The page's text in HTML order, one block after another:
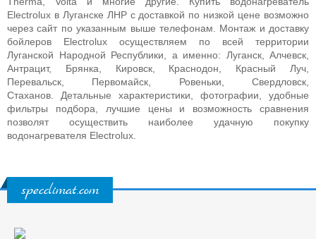
Electrolux в Луганске ЛНР с доставкой по низкой цене возможно
через сайт по указанным выше телефонам. Монтаж и доставку
бойлеров Electrolux осуществляем по всей территории
Луганской Народной Республики, а именно: Луганск, Алчевск,
Антрацит, Брянка, Кировск, Краснодон, Красный Луч,
Перевальск, Первомайск, Ровеньки, Свердловск,
Стаханов. Детальные характеристики, фотографии, удобные
фильтры подбора, лучшие цены и возможность сравнения
позволят осуществить наиболее удачную покупку
водонагревателя Electrolux
specclimat.com